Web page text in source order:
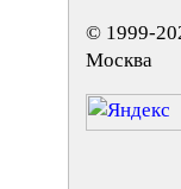
© 1999-
Москва